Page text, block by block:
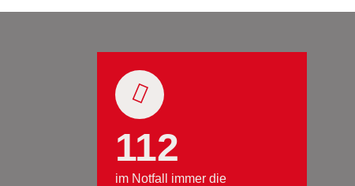
112
im Notfall immer die